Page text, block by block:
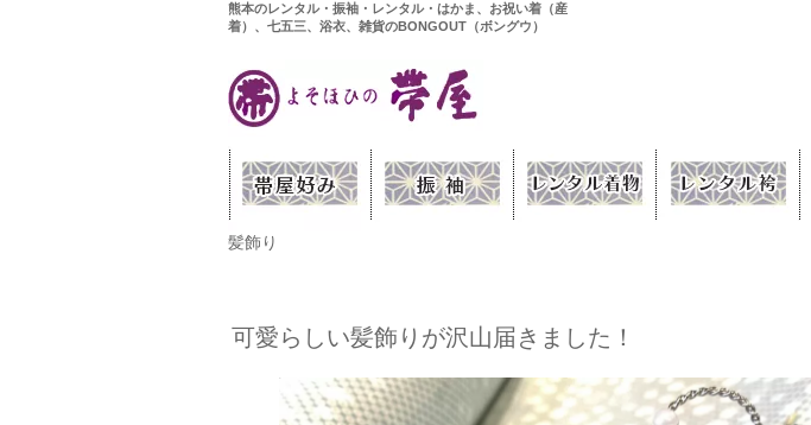
熊本のレンタル・振袖・レンタル・はかま、お祝い着（産
着）、七五三、浴衣、雑貨のBONGOUT（ボングウ）
髪飾り
可愛らしい髪飾りが沢山届きました！